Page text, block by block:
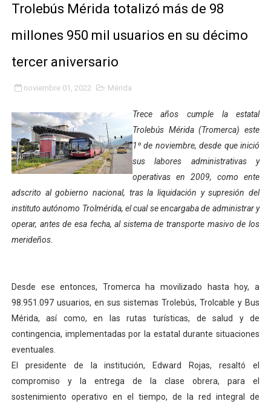
Instituto Nacional de Nutrición celebra Semana
Gobernación de Mérida fortalece el desarrollo
Corposalud inició talleres para aspirantes al curso de
Fortalecen formación académica de médicos en
Fortaleciendo la economía comunal en El Vigía con
Fundecem inició con éxito el taller vacacional de
El Lactario del Iahula celebra la Semana Mundial de la
Plan Vacacional "Venezuela Ríe 2026" brinda
Iniciación al yoga reúne a diversos clubes deportivos
Mincomunas impulsa el autogobierno en Mérida con
Trolebús Mérida totalizó más de 98
millones 950 mil usuarios en su décimo
tercer aniversario
noviembre 01, 2022 Mérida
Trece años cumple la estatal
Trolebús Mérida (Tromerca) este
1º de noviembre, desde que inició
sus labores administrativas y
operativas en 2009, como ente
adscrito al gobierno nacional, tras la liquidación y supresión del
instituto autónomo Trolmérida, el cual se encargaba de administrar y
operar, antes de esa fecha, al sistema de transporte masivo de los
merideños.
Desde ese entonces, Tromerca ha movilizado hasta hoy, a
98.951.097 usuarios, en sus sistemas Trolebús, Trolcable y Bus
Mérida, así como, en las rutas turísticas, de salud y de
contingencia, implementadas por la estatal durante situaciones
eventuales.
El presidente de la institución, Edward Rojas, resaltó el
compromiso y la entrega de la clase obrera, para el
sostenimiento operativo en el tiempo, de la red integral de